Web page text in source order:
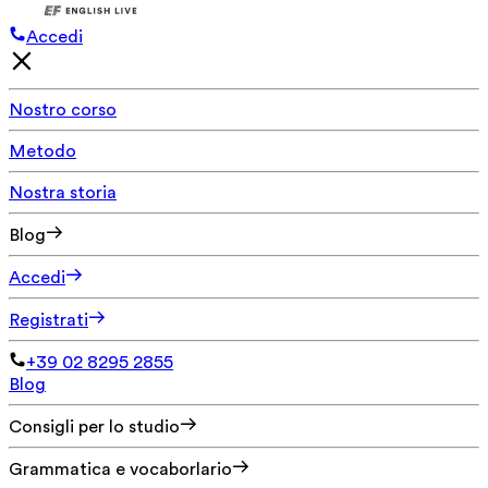
Accedi
Nostro corso
Metodo
Nostra storia
Blog
Accedi
Registrati
+39 02 8295 2855
Blog
Consigli per lo studio
Grammatica e vocaborlario